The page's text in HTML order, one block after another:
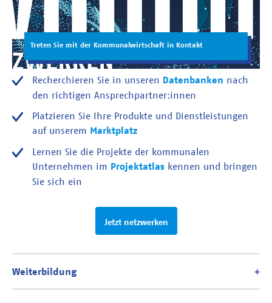
Treten Sie mit der Kommunalwirtschaft in Kontakt
Recherchieren Sie in unseren Datenbanken nach
den richtigen Ansprechpartner:innen
Platzieren Sie Ihre Produkte und Dienstleistungen
auf unserem Marktplatz
Lernen Sie die Projekte der kommunalen
Unternehmen im Projektatlas kennen und bringen
Sie sich ein
Jetzt netzwerken